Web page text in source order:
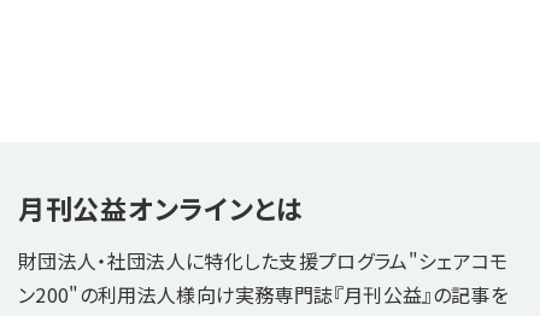
月刊公益オンラインとは
財団法人・社団法人に特化した支援プログラム"シェアコモ
ン200"の利用法人様向け実務専門誌『月刊公益』の記事を